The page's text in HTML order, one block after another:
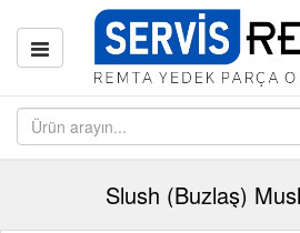
Slush (Buzlaş)